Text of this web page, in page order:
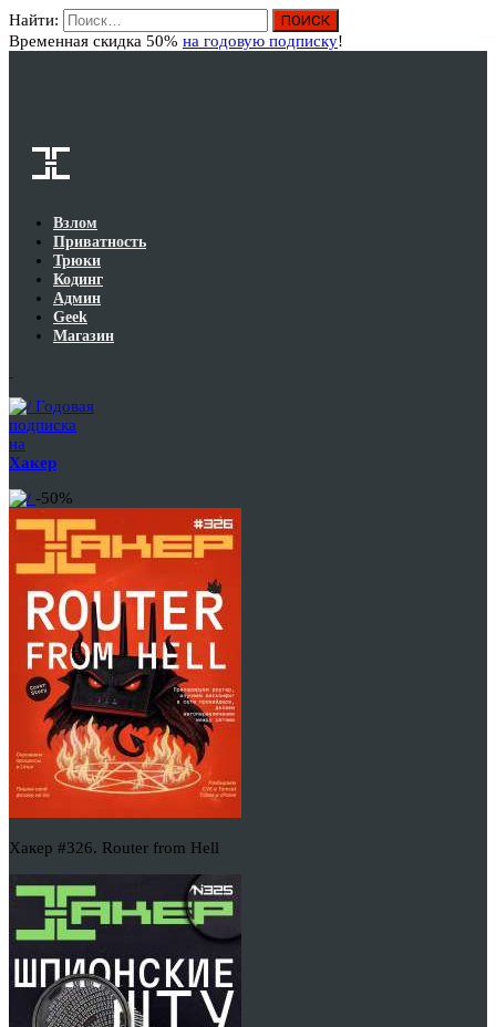
Найти:
Временная скидка 50% на годовую подписку!
Взлом
Приватность
Трюки
Кодинг
Админ
Geek
Магазин
Годовая
подписка
на
Хакер
-50%
Хакер #326. Router from Hell